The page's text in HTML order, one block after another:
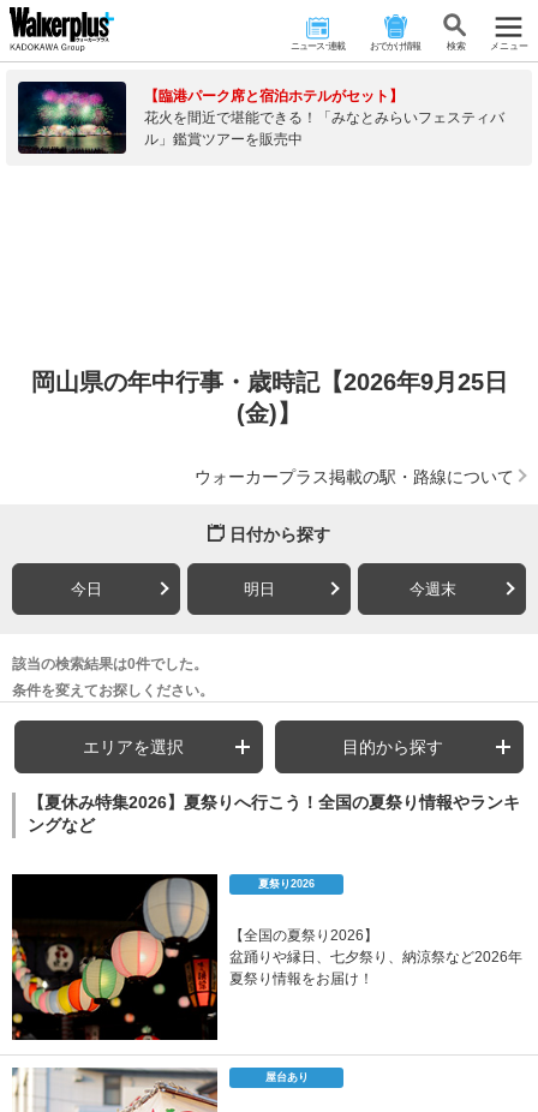
ニュース･連載 おでかけ情報 検 索 メニュー
【臨港パーク席と宿泊ホテルがセット】
花火を間近で堪能できる！「みなとみらいフェスティバ
ル」鑑賞ツアーを販売中
岡山県の年中行事・歳時記【2026年9月25日
(金)】
ウォーカープラス掲載の駅・路線について
日付から探す
今日 明日 今週末
該当の検索結果は0件でした。
条件を変えてお探しください。
エリアを選択 目的から探す
【夏休み特集2026】夏祭りへ行こう！全国の夏祭り情報やランキ
ングなど
夏祭り2026
【全国の夏祭り2026】
盆踊りや縁日、七夕祭り、納涼祭など2026年
夏祭り情報をお届け！
屋台あり